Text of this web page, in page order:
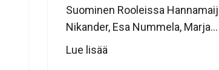
Suominen Rooleissa
Nikander, Esa Nummela, Marja...
Lue lisää